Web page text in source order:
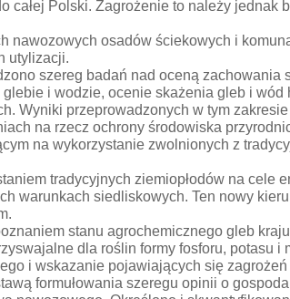
Polski. Zagrożenie to należy jednak
osadów ściekowych i
utylizacji.
szereg badań nad oceną zachowania
i wodzie, ocenie skażenia gleb i
Wyniki przeprowadzonych w tym
na rzecz ochrony środowiska
na wykorzystanie zwolnionych z
tradycyjnych ziemiopłodów na cele
warunkach siedliskowych. Ten nowy
stanu agrochemicznego gleb
dla roślin formy fosforu, potasu i
i wskazanie pojawiających się
formułowania szeregu opinii o